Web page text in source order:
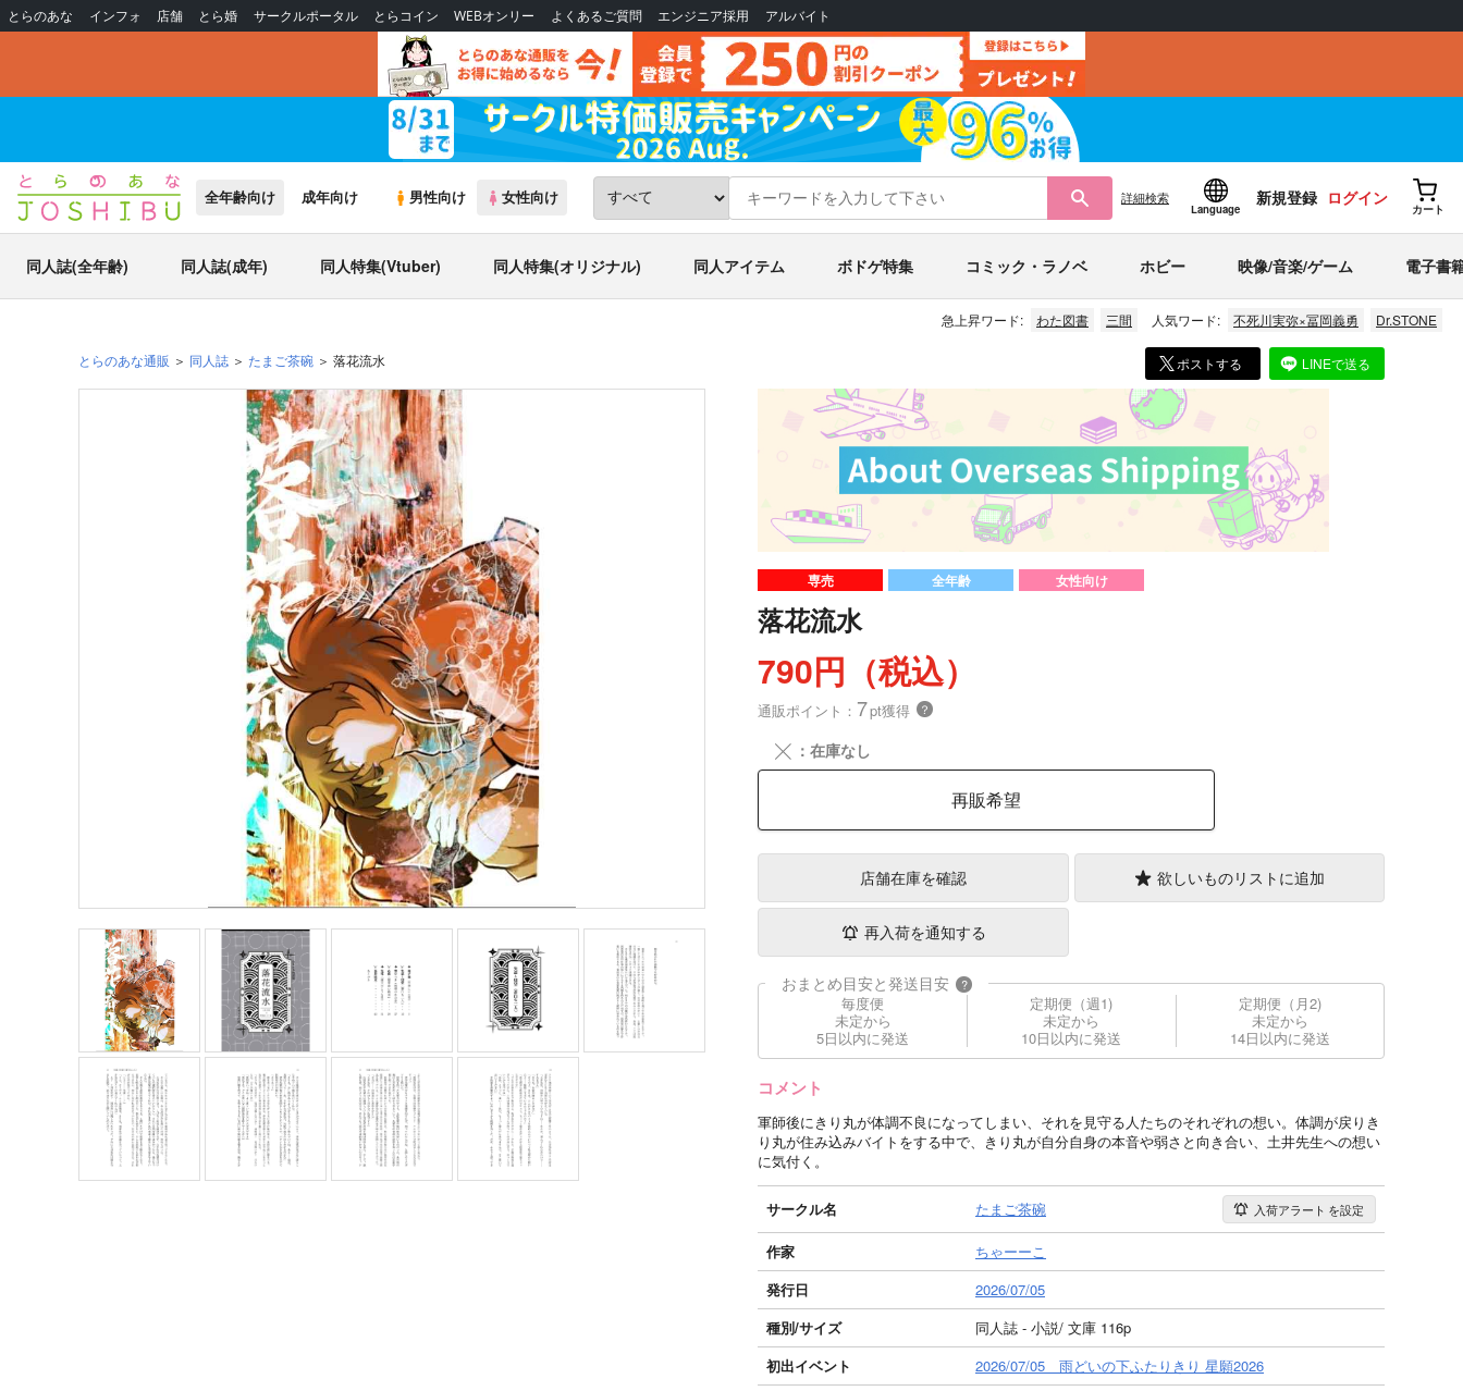
とらのあな インフォ 店舗 とら婚 サークルポータル とらコイン WEBオンリー よくあるご質問 エンジニア採用 アルバイト
全年齢向け 成年向け 男性向け 女性向け 詳細検索
Language
新規登録 ログイン
カート
同人誌(全年齢) 同人誌(成年) 同人特集(Vtuber) 同人特集(オリジナル) 同人アイテム ボドゲ特集 コミック・ラノベ ホビー 映像/音楽/ゲーム 電子書
急上昇ワード: わた図書 三間 人気ワード: 不死川実弥×冨岡義勇 Dr.STONE
とらのあな通販 同人誌 たまご茶碗 落花流水 ポストする LINEで送る
専売 全年齢 女性向け
落花流水
790円（税込）
通販ポイント： 7pt獲得 ？
╳ ：在庫なし
再販希望
店舗在庫を確認 欲しいものリストに追加
再入荷を通知する
おまとめ目安と発送目安 ?
毎度便
未定から
5日以内に発送
定期便（週1)
未定から
10日以内に発送
定期便（月2)
未定から
14日以内に発送
コメント
軍師後にきり丸が体調不良になってしまい、それを見守る人たちのそれぞれの想い。体調が戻りき
り丸が住み込みバイトをする中で、きり丸が自分自身の本音や弱さと向き合い、土井先生への想い
に気付く。
サークル名 たまご茶碗 入荷アラート を設定
作家
ちゃーーこ
発行日
2026/07/05
種別/サイズ
同人誌 - 小説/ 文庫 116p
初出イベント
2026/07/05 雨どいの下ふたりきり 星願2026